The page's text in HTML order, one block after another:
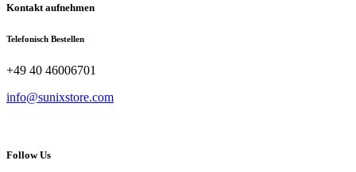
Kontakt aufnehmen
Telefonisch Bestellen
+49 40 46006701
info@sunixstore.com
Follow Us